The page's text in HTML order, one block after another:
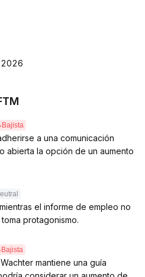
Bajista
a una comunicación
abierta la opción de un aumento
el informe de empleo no
protagonismo.
Bajista
mantiene una guía